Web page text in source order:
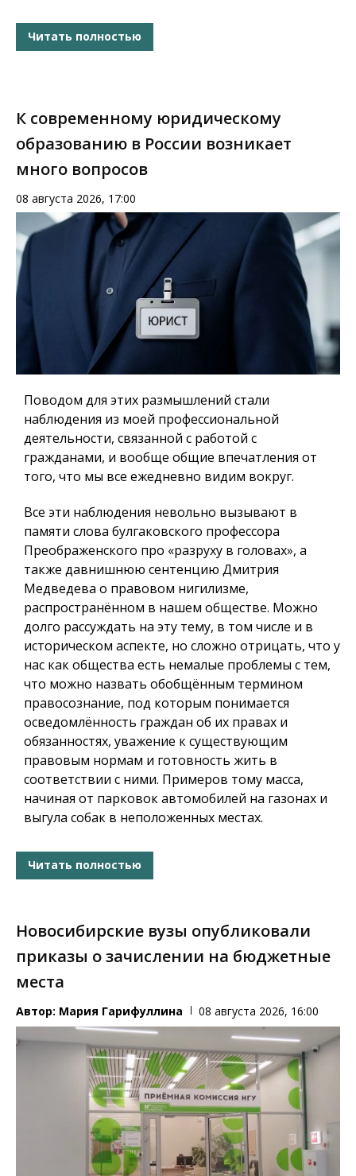
Читать полностью
К современному юридическому
образованию в России возникает
много вопросов
08 августа 2026, 17:00
Поводом для этих размышлений стали
наблюдения из моей профессиональной
деятельности, связанной с работой с
гражданами, и вообще общие впечатления от
того, что мы все ежедневно видим вокруг.
Все эти наблюдения невольно вызывают в
памяти слова булгаковского профессора
Преображенского про «разруху в головах», а
также давнишнюю сентенцию Дмитрия
Медведева о правовом нигилизме,
распространённом в нашем обществе. Можно
долго рассуждать на эту тему, в том числе и в
историческом аспекте, но сложно отрицать, что у
нас как общества есть немалые проблемы с тем,
что можно назвать обобщённым термином
правосознание, под которым понимается
осведомлённость граждан об их правах и
обязанностях, уважение к существующим
правовым нормам и готовность жить в
соответствии с ними. Примеров тому масса,
начиная от парковок автомобилей на газонах и
выгула собак в неположенных местах.
Читать полностью
Новосибирские вузы опубликовали
приказы о зачислении на бюджетные
места
Автор: Мария Гарифуллина 08 августа 2026, 16:00